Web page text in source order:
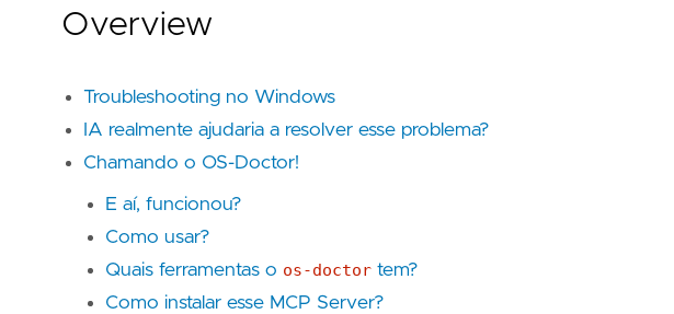
Overview
Troubleshooting no Windows
IA realmente ajudaria a resolver esse problema?
Chamando o OS-Doctor!
E aí, funcionou?
Como usar?
Quais ferramentas o os-doctor tem?
Como instalar esse MCP Server?